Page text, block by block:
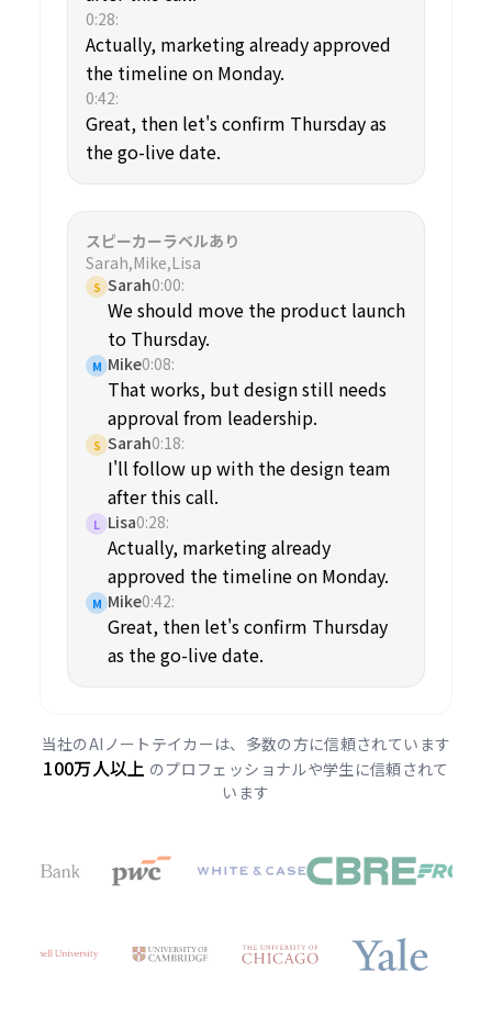
0:28:
Actually, marketing already approved
the timeline on Monday.
0:42:
Great, then let's confirm Thursday as
the go-live date.
スピーカーラベルあり
Sarah,Mike,Lisa
S Sarah0:00:
We should move the product launch
to Thursday.
M Mike0:08:
That works, but design still needs
approval from leadership.
S Sarah0:18:
I'll follow up with the design team
after this call.
L Lisa0:28:
Actually, marketing already
approved the timeline on Monday.
M Mike0:42:
Great, then let's confirm Thursday
as the go-live date.
当社のAIノートテイカーは、多数の方に信頼されています
100万人以上 のプロフェッショナルや学生に信頼されて
います